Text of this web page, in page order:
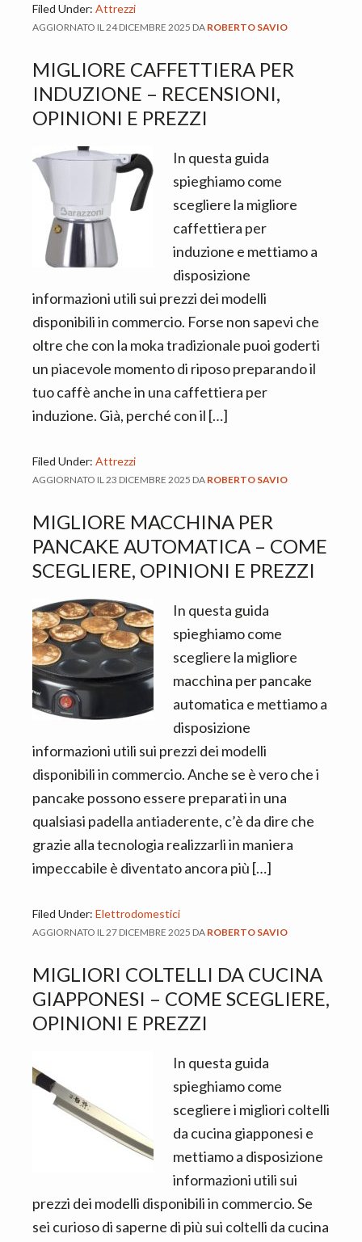
Filed Under: Attrezzi
AGGIORNATO IL24 DICEMBRE 2025 DA ROBERTO SAVIO
MIGLIORE CAFFETTIERA PER
INDUZIONE – RECENSIONI,
OPINIONI E PREZZI
In questa guida
spieghiamo come
scegliere la migliore
caffettiera per
induzione e mettiamo a
disposizione
informazioni utili sui prezzi dei modelli
disponibili in commercio. Forse non sapevi che
oltre che con la moka tradizionale puoi goderti
un piacevole momento di riposo preparando il
tuo caffè anche in una caffettiera per
induzione. Già, perché con il […]
Filed Under: Attrezzi
AGGIORNATO IL23 DICEMBRE 2025 DA ROBERTO SAVIO
MIGLIORE MACCHINA PER
PANCAKE AUTOMATICA – COME
SCEGLIERE, OPINIONI E PREZZI
In questa guida
spieghiamo come
scegliere la migliore
macchina per pancake
automatica e mettiamo a
disposizione
informazioni utili sui prezzi dei modelli
disponibili in commercio. Anche se è vero che i
pancake possono essere preparati in una
qualsiasi padella antiaderente, c’è da dire che
grazie alla tecnologia realizzarli in maniera
impeccabile è diventato ancora più […]
Filed Under: Elettrodomestici
AGGIORNATO IL27 DICEMBRE 2025 DA ROBERTO SAVIO
MIGLIORI COLTELLI DA CUCINA
GIAPPONESI – COME SCEGLIERE,
OPINIONI E PREZZI
In questa guida
spieghiamo come
scegliere i migliori coltelli
da cucina giapponesi e
mettiamo a disposizione
informazioni utili sui
prezzi dei modelli disponibili in commercio. Se
sei curioso di saperne di più sui coltelli da cucina